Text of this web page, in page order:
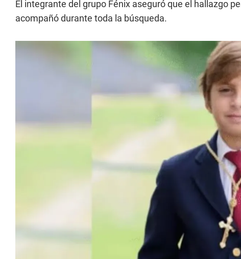
El integrante del grupo Fénix aseguró que el hallazgo
acompañó durante toda la búsqueda.